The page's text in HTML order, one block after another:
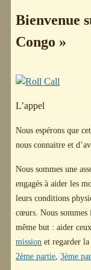
Bienvenue
Congo »
L’appel
Nous espérons que
nous connaitre et
Nous sommes une
engagés à aider les
leurs conditions
cœurs. Nous sommes
même but : aider
mission et regarder
2ème partie ,3ème